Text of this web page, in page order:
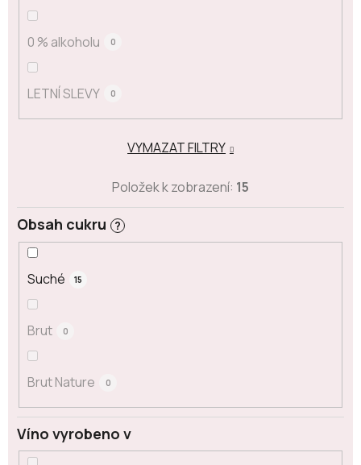
0 % alkoholu 0
LETNÍ SLEVY 0
Obsah cukru ?
Suché 15
Brut 0
Brut Nature 0
Víno vyrobeno v
VYMAZAT FILTRY
Položek k zobrazení: 15